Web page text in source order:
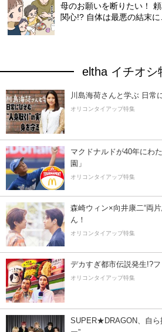
母のお願いを断りたい！
関心!? 自体は最悪の結末に
eltha イチオシ
川島海荷さんと学ぶ 日常
オリコンタイアップ特集
マクドナルドが40年にわ
園」
オリコンタイアップ特集
森崎ウィン×向井康二“両
ん！
オリコンタイアップ特集
デカすぎ都市伝説発生!?
オリコンタイアップ特集
SUPER★DRAGON、自ら